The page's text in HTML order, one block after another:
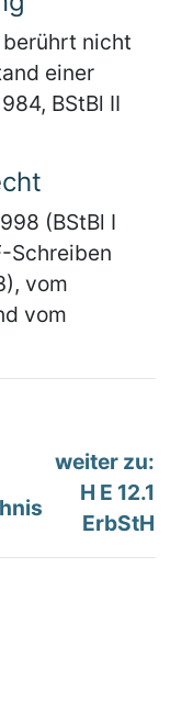
nicht
einer
BStBl II
(BStBl I
Schreiben
vom
vom
weiter zu:
H E 12.1
ErbStH